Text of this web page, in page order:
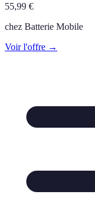
55,99 €
chez Batterie Mobile
Voir l'offre →